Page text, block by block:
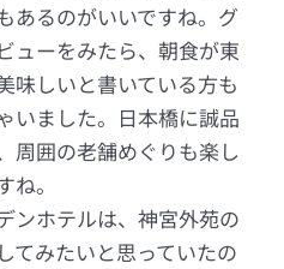
あるのがいいですね。グ
ューをみたら、朝食が東
味しいと書いている方も
いました。日本橋に誠品
周囲の老舗めぐりも楽し
ね。
ンホテルは、神宮外苑の
てみたいと思っていたの